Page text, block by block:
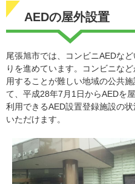
AEDの屋外設置
尾張旭市では、コンビニAEDな
りを進めています。コンビニな
用することが難しい地域の公共
て、平成28年7月1日からAEDを
利用できるAED設置登録施設の
いただけます。